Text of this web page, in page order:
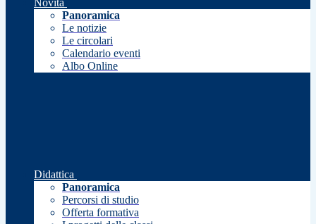
Novità
Panoramica
Le notizie
Le circolari
Calendario eventi
Albo Online
Didattica
Panoramica
Percorsi di studio
Offerta formativa